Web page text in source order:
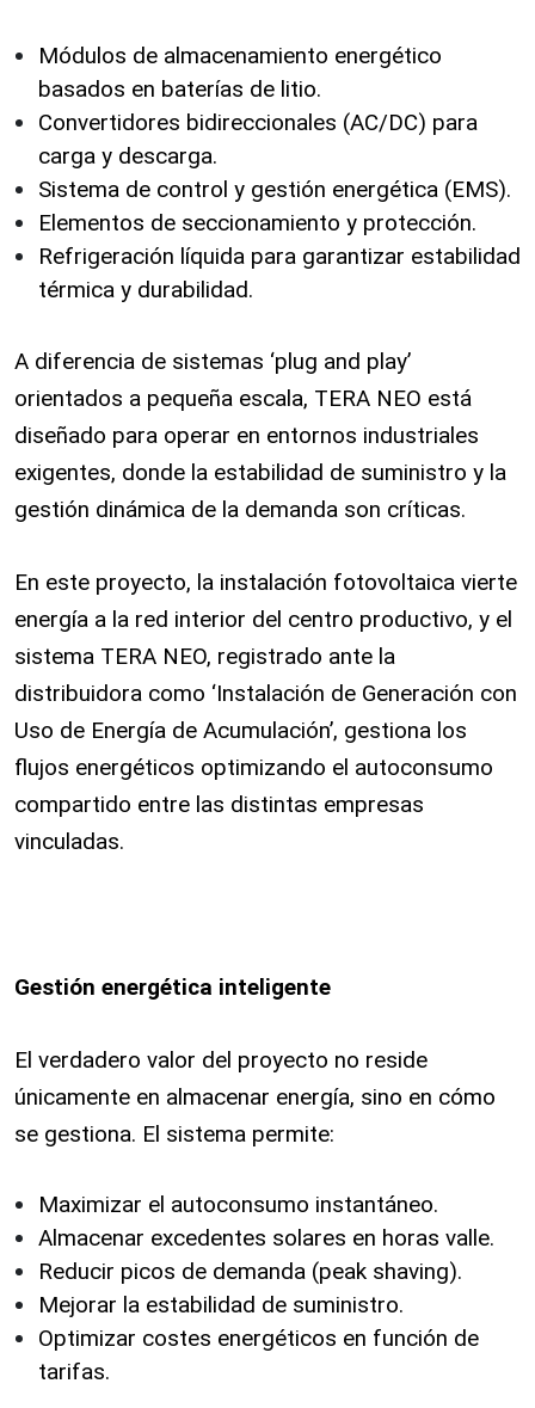
Módulos de almacenamiento energético
basados en baterías de litio.
Convertidores bidireccionales (AC/DC) para
carga y descarga.
Sistema de control y gestión energética (EMS).
Elementos de seccionamiento y protección.
Refrigeración líquida para garantizar estabilidad
térmica y durabilidad.
A diferencia de sistemas ‘plug and play’
orientados a pequeña escala, TERA NEO está
diseñado para operar en entornos industriales
exigentes, donde la estabilidad de suministro y la
gestión dinámica de la demanda son críticas.
En este proyecto, la instalación fotovoltaica vierte
energía a la red interior del centro productivo, y el
sistema TERA NEO, registrado ante la
distribuidora como ‘Instalación de Generación con
Uso de Energía de Acumulación’, gestiona los
flujos energéticos optimizando el autoconsumo
compartido entre las distintas empresas
vinculadas.
Gestión energética inteligente
El verdadero valor del proyecto no reside
únicamente en almacenar energía, sino en cómo
se gestiona. El sistema permite:
Maximizar el autoconsumo instantáneo.
Almacenar excedentes solares en horas valle.
Reducir picos de demanda (peak shaving).
Mejorar la estabilidad de suministro.
Optimizar costes energéticos en función de
tarifas.